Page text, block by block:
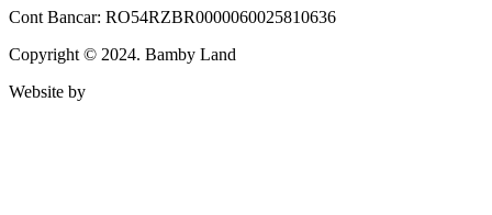
Cont Bancar: RO54RZBR0000060025810636
Copyright © 2024. Bamby Land
Website by